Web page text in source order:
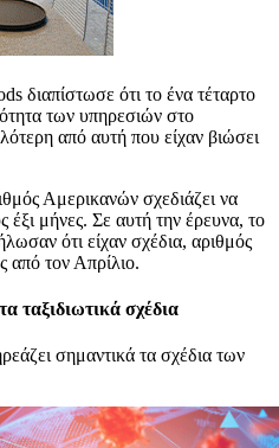
διαπίστωσε ότι το ένα τέταρτο
των υπηρεσιών στο
από αυτή που είχαν βιώσει
Αμερικανών σχεδιάζει να
έξι μήνες. Σε αυτή την έρευνα, το
ότι είχαν σχέδια, αριθμός
από τον Απρίλιο.
ταξιδιωτικά σχέδια
σημαντικά τα σχέδια των